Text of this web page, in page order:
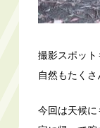
撮影スポッ
自然もたくさ
今回は天候